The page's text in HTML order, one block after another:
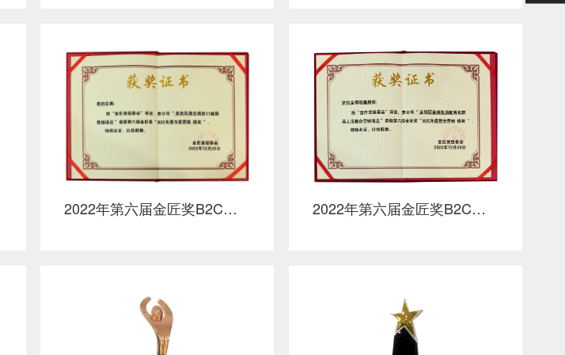
2022年第六届金匠奖B2C年度内容营销银奖-美的风尊空调11破局营销项目 2022年第六届金匠奖B2C年度整合营销银奖-金领冠塞纳牧顶配有机新品上市整合营销项目